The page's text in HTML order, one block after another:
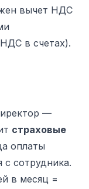
вычет НДС
в счетах).
—
страховые
оплаты
сотрудника.
в месяц =